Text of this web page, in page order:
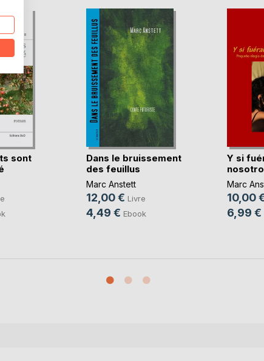
sont
Dans le bruissement
des feuillus
Marc Anstett
12,00 € Livre
4,49 € Ebook
Y si
Marc
10,00
6,99 €